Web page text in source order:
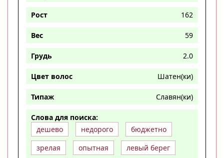
Рост 162
Вес 59
Грудь 2.0
Цвет волос Шатен(ки)
Типаж Славян(ки)
Слова для поиска:
дешево
недорого
бюджетно
зрелая
опытная
левый берег